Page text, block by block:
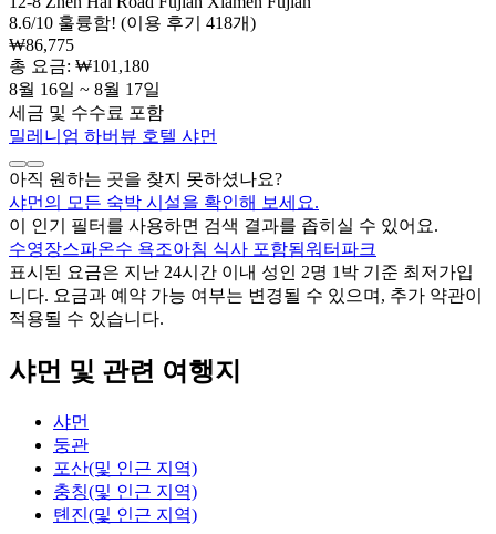
8.6/10 훌륭함! (이용 후기 418개)
₩86,775
총 요금: ₩101,180
8월 16일 ~ 8월 17일
세금 및 수수료 포함
밀레니엄 하버뷰 호텔 샤먼
아직 원하는 곳을 찾지 못하셨나요?
샤먼의 모든 숙박 시설을 확인해 보세요.
이 인기 필터를 사용하면 검색 결과를 좁히실 수 있어요.
수영장스파온수 욕조아침 식사 포함됨워터파크
표시된 요금은 지난 24시간 이내 성인 2명 1박 기준 최저가입
니다. 요금과 예약 가능 여부는 변경될 수 있으며, 추가 약관이
적용될 수 있습니다.
샤먼 및 관련 여행지
샤먼
둥관
포산(및 인근 지역)
충칭(및 인근 지역)
톈진(및 인근 지역)